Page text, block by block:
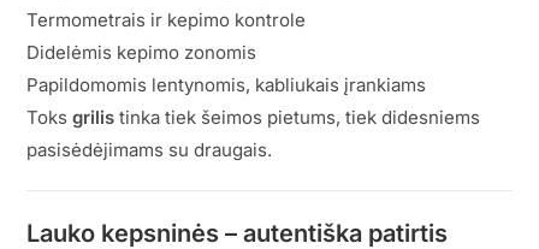
Termometrais ir kepimo kontrole
Didelėmis kepimo zonomis
Papildomomis lentynomis, kabliukais įrankiams
Toksgrilis tinka tiek šeimos pietums, tiek didesniems
pasisėdėjimams su draugais.
Lauko kepsninės – autentiška patirtis